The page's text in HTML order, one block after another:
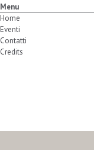
Menu
Home
Eventi
Contatti
Credits